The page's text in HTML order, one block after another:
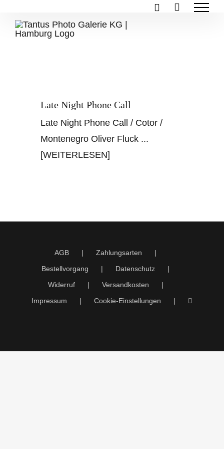
Inhalt
springen
Late Night Phone Call
Late Night Phone Call / Cotor /
Montenegro Oliver Fluck ...
[WEITERLESEN]
AGB
Zahlungsarten
Bestellvorgang
Datenschutz
Widerruf
Versandkosten
Impressum
Cookie-Einstellungen